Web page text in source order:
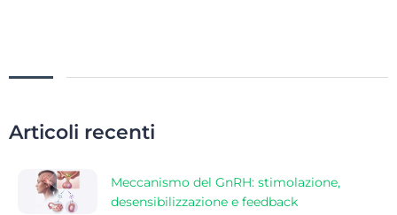
Articoli recenti
Meccanismo del GnRH: stimolazione,
desensibilizzazione e feedback